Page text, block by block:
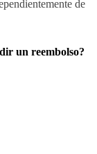
de
un reembolso?